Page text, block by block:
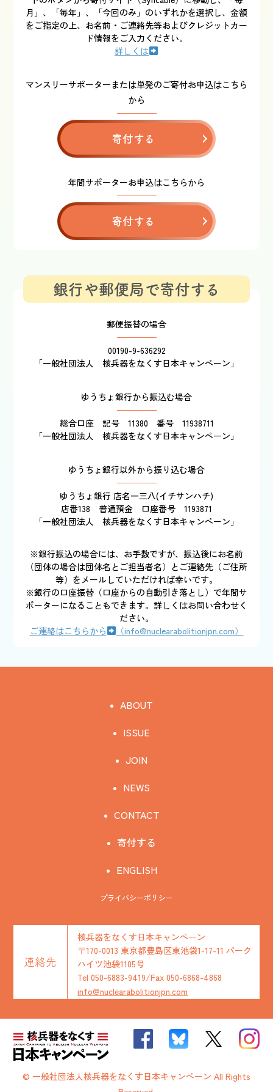
月」、「毎年」、「今回のみ」のいずれかを選択し、金額
をご指定の上、お名前・ご連絡先等およびクレジットカー
ド情報をご入力ください。
詳しくは
マンスリーサポーターまたは単発のご寄付お申込はこちら
から
寄付する
年間サポーターお申込はこちらから
寄付する
銀行や郵便局で寄付する
郵便振替の場合
00190-9-636292
「一般社団法人 核兵器をなくす日本キャンペーン」
ゆうちょ銀行から振込む場合
総合口座 記号 11380 番号 11938711
「一般社団法人 核兵器をなくす日本キャンペーン」
ゆうちょ銀行以外から振り込む場合
ゆうちょ銀行 店名一三八(イチサンハチ)
店番138 普通預金 口座番号 1193871
「一般社団法人 核兵器をなくす日本キャンペーン」
※銀行振込の場合には、お手数ですが、振込後にお名前
（団体の場合は団体名とご担当者名）とご連絡先（ご住所
等）をメールしていただければ幸いです。
※銀行の口座振替（口座からの自動引き落とし）で年間サ
ポーターになることもできます。詳しくはお問い合わせく
ださい。
ご連絡はこちらから
（info@nuclearabolitionjpn.com）
ABOUT
ISSUE
JOIN
NEWS
CONTACT
寄付する
ENGLISH
プライバシーポリシー
連絡先
核兵器をなくす日本キャンペーン
〒170-0013 東京都豊島区東池袋1-17-11 パーク
ハイツ池袋1105号
Tel 050-6883-9419/Fax 050-6868-4868
info@nuclearabolitionjpn.com
© 一般社団法人核兵器をなくす日本キャンペーン All Rights